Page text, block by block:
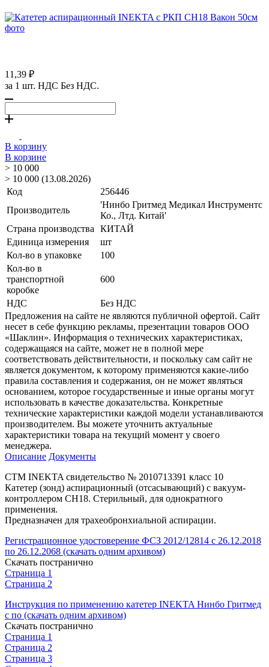
11,39 ₽
за 1 шт. НДС Без НДС.
В корзину
В корзине
> 10 000
> 10 000 (13.08.2026)
Код
256446
Производитель
'Нинбо Гритмед Медикал Инструментс
Ко., Лтд. Китай'
Страна производства
КИТАЙ
Единица измерения
шт
Кол-во в упаковке
100
Кол-во в
транспортной
коробке
600
НДС
Без НДС
Предложения на сайте не являются публичной офертой. Сайт
несет в себе функцию рекламы, презентации товаров ООО
«Шаклин». Информация о технических характеристиках,
содержащаяся на сайте, может не в полной мере
соответствовать действительности, и поскольку сам сайт не
является документом, к которому применяются какие-либо
правила составления и содержания, он не может являться
основанием, которое государственные и иные органы могут
использовать в качестве доказательства. Конкретные
технические характеристики каждой модели устанавливаются
производителем. Вы можете уточнить актуальные
характеристики товара на текущий момент у своего
менеджера.
Описание Документы
СТМ INEKTA свидетельство № 2010713391 класс 10
Катетер (зонд) аспирационный (отсасывающий) с вакуум-
контроллером СН18. Стерильный, для однократного
применения.
Предназначен для трахеобронхиальной аспирации.
Регистрационное удостоверение ФСЗ 2012/12814 с 26.12.2018
по 26.12.2068 (скачать одним архивом)
Скачать постранично
Страница 1
Страница 2
Инструкция по применению катетер INEKTA Нинбо Гритмед
с по (скачать одним архивом)
Скачать постранично
Страница 1
Страница 2
Страница 3